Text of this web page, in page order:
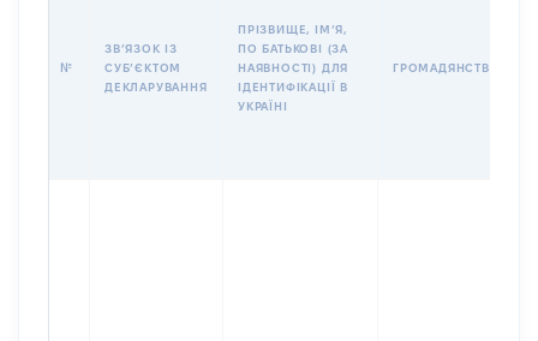
№
ЗВʼЯЗОК ІЗ
СУБʼЄКТОМ
ДЕКЛАРУВАННЯ
ПРІЗВИЩЕ, ІМʼЯ,
ПО БАТЬКОВІ (ЗА
НАЯВНОСТІ) ДЛЯ
ІДЕНТИФІКАЦІЇ В
УКРАЇНІ
ГРОМАДЯНСТВО